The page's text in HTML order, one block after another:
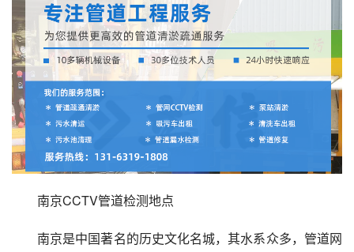
南京CCTV管道检测地点
南京是中国著名的历史文化名城，其水系众多，管道网